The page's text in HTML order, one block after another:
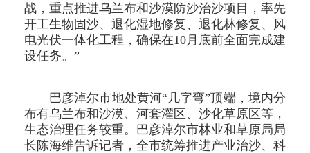
战，重点推进乌兰布和沙漠防沙治沙项目，率先
开工生物固沙、退化湿地修复、退化林修复、风
电光伏一体化工程，确保在10月底前全面完成建
设任务。”
巴彦淖尔市地处黄河“几字弯”顶端，境内分
布有乌兰布和沙漠、河套灌区、沙化草原区等，
生态治理任务较重。巴彦淖尔市林业和草原局局
长陈海维告诉记者，全市统筹推进产业治沙、科